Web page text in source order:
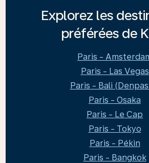
Explorez les
préférées de
Paris -
Paris - Las Vegas
Paris - Bali
Paris - Osaka
Paris - Le Cap
Paris - Tokyo
Paris - Pékin
Paris - Bangkok